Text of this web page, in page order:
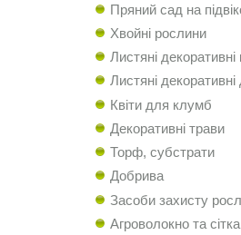
Пряний сад на
Хвойні рослини
Листяні декоративні
Листяні
Квіти для клумб
Декоративні трави
Торф, субстрати
Добрива
Засоби захисту
Агроволокно та сітка